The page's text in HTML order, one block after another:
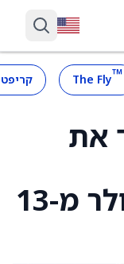
™
The Fly
את
ZoomInfo ל-9 דולר מ-13